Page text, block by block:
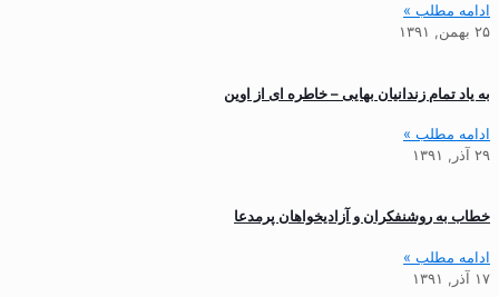
ادامه مطلب »
۲۵ بهمن, ۱۳۹۱
به یاد تمام زندانیان بهایی – خاطره ای از اوین
ادامه مطلب »
۲۹ آذر, ۱۳۹۱
خطاب به روشنفکران و آزادیخواهان پرمدعا
ادامه مطلب »
۱۷ آذر, ۱۳۹۱